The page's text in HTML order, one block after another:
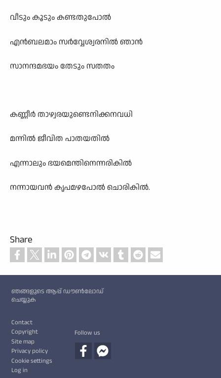
വീടും കൂടും കണ്ടതുപോൽ
എൻബലമാം സർവ്വേശ്വരനിൽ ഞാൻ
സാനന്ദമഭയം തേടും സതതം
കണ്ണീർ താഴ്വരയുണ്ടെനിക്കനവധി
മന്നിൽ ജീവിത പാതയതിൽ
എന്നാലും ഭയമെന്തിനെന്നരികിൽ
നന്നായവൻ കൃപമഴപോൽ ചൊരികിൽ.
Share
ഞങ്ങളുടെ ആപ്പ് ഡൗൺലോഡ്
ചെയ്യുക
Contact
Copyright
Site map
Privacy policy
Cookie settings
Log in
Follow us